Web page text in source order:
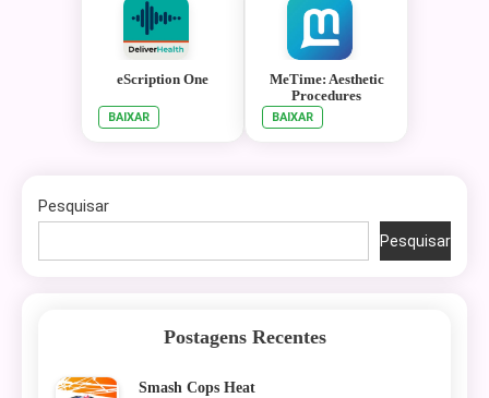
eScription One
BAIXAR
MeTime: Aesthetic
Procedures
BAIXAR
Pesquisar
Pesquisar
Postagens Recentes
Smash Cops Heat